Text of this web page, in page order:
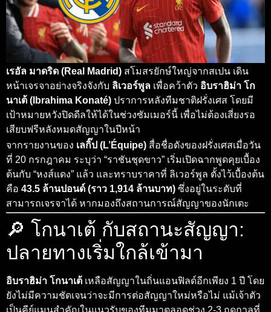
เรอัล มาดริด (Real Madrid) สโมสรยักษ์ใหญ่จากสเปน เดิน
หน้าเจรจาอย่างจริงจังกับ ลิเวอร์พูล เพื่อคว้าตัว อิบราฮิม่า โก
นาเต้ (Ibrahima Konaté) ปราการหลังทีมชาติฝรั่งเศส โดยมี
เป้าหมายหวังปิดดีลให้ได้ในช่วงซัมเมอร์นี้ เพื่อไม่ต้องเสี่ยงรอ
เสียบฟรีหลังหมดสัญญาในปีหน้า
จากรายงานของ เลกิ๊ป (L’Équipe) สื่อชื่อดังของฝรั่งเศสเมื่อวัน
ที่ 20 กรกฎาคม ระบุว่า “ราชันชุดขาว” เริ่มเปิดฉากพูดคุยเบื้อง
ต้นกับ “หงส์แดง” แล้ว และทราบราคาที่ ลิเวอร์พูล ตั้งไว้เบื้องต้น
คือ 43.5 ล้านปอนด์ (ราว 1,914 ล้านบาท) ซึ่งอยู่ในระดับที่
สามารถเจรจาได้ หากมองถึงสถานการณ์สัญญาของนักเตะ
🔎 โกนาเต้ กับสถานะสัญญา:
ปลายทางเริ่มใกล้เข้ามา
อิบราฮิม่า โกนาเต้ เหลือสัญญาในถิ่นแอนฟิลด์อีกเพียง 1 ปี โดย
ยังไม่มีความชัดเจนว่าจะมีการต่อสัญญาใหม่หรือไม่ แม้เจ้าตัว
เป็นคีย์แมนสำคัญในแนวรับของทีมมาตลอดช่วง 2-3 ฤดูกาลที่